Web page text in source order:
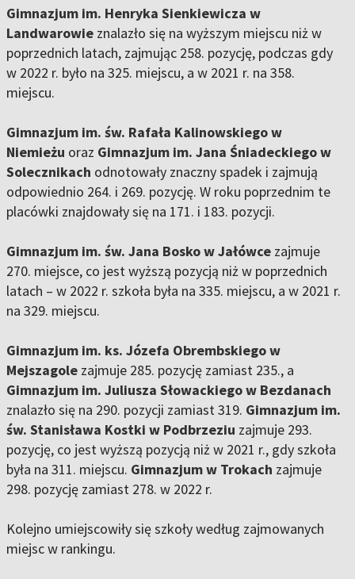
Gimnazjum im. Henryka Sienkiewicza w
Landwarowie znalazło się na wyższym miejscu niż w
poprzednich latach, zajmując 258. pozycję, podczas gdy
w 2022 r. było na 325. miejscu, a w 2021 r. na 358.
miejscu.
Gimnazjum im. św. Rafała Kalinowskiego w
Niemieżu oraz Gimnazjum im. Jana Śniadeckiego w
Solecznikach odnotowały znaczny spadek i zajmują
odpowiednio 264. i 269. pozycję. W roku poprzednim te
placówki znajdowały się na 171. i 183. pozycji.
Gimnazjum im. św. Jana Bosko w Jałówce zajmuje
270. miejsce, co jest wyższą pozycją niż w poprzednich
latach – w 2022 r. szkoła była na 335. miejscu, a w 2021 r.
na 329. miejscu.
Gimnazjum im. ks. Józefa Obrembskiego w
Mejszagole zajmuje 285. pozycję zamiast 235., a
Gimnazjum im. Juliusza Słowackiego w Bezdanach
znalazło się na 290. pozycji zamiast 319. Gimnazjum im.
św. Stanisława Kostki w Podbrzeziu zajmuje 293.
pozycję, co jest wyższą pozycją niż w 2021 r., gdy szkoła
była na 311. miejscu. Gimnazjum w Trokach zajmuje
298. pozycję zamiast 278. w 2022 r.
Kolejno umiejscowiły się szkoły według zajmowanych
miejsc w rankingu.